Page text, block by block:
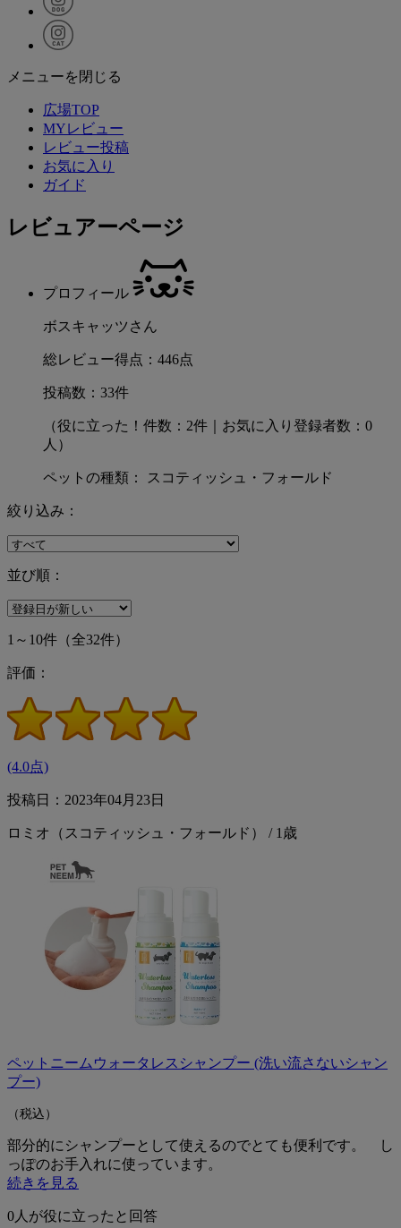
メニューを閉じる
広場TOP
MYレビュー
レビュー投稿
お気に入り
ガイド
レビュアーページ
プロフィール
ボスキャッツさん
総レビュー得点：446点
投稿数：33件
（役に立った！件数：2件｜お気に入り登録者数：0
人）
ペットの種類： スコティッシュ・フォールド
絞り込み：
並び順：
1～10件 （全32件）
評価：
(4.0点)
投稿日：2023年04月23日
ロミオ（スコティッシュ・フォールド） / 1歳
ペットニームウォータレスシャンプー (洗い流さないシャン
プー)
（税込）
部分的にシャンプーとして使えるのでとても便利です。 し
っぽのお手入れに使っています。
続きを見る
0人が役に立ったと回答